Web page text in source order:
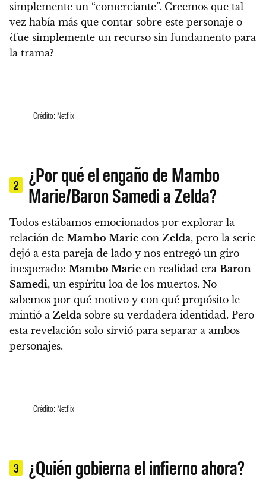
simplemente un “comerciante”. Creemos que tal
vez había más que contar sobre este personaje o
¿fue simplemente un recurso sin fundamento para
la trama?
Crédito: Netflix
2
¿Por qué el engaño de Mambo
Marie/Baron Samedi a Zelda?
Todos estábamos emocionados por explorar la
relación de Mambo Marie con Zelda, pero la serie
dejó a esta pareja de lado y nos entregó un giro
inesperado: Mambo Marie en realidad era Baron
Samedi, un espíritu loa de los muertos. No
sabemos por qué motivo y con qué propósito le
mintió a Zelda sobre su verdadera identidad. Pero
esta revelación solo sirvió para separar a ambos
personajes.
Crédito: Netflix
3 ¿Quién gobierna el infierno ahora?